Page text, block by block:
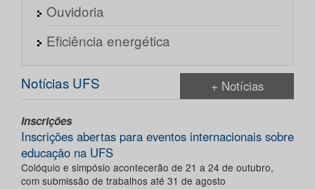
Ouvidoria
Eficiência energética
Notícias UFS + Notícias
Inscrições
Inscrições abertas para eventos internacionais sobre
educação na UFS
Colóquio e simpósio acontecerão de 21 a 24 de outubro,
com submissão de trabalhos até 31 de agosto